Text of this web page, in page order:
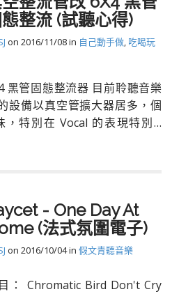
態整流 (試聽心得)
on 2016/11/08in 自己動手做, 吃喝玩
黑管固態整流器 目前聆聽音樂
設備以真空管擴大器居多，個
，特別在 Vocal 的表現特別…
- One Day At
(法式氛圍電子)
on 2016/10/04in 假文青聽音樂
： Chromatic Bird Don't Cry